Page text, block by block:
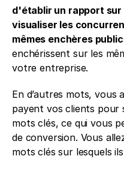
d'établir un rapport
visualiser les
mêmes enchères
enchérissent sur les
votre entreprise.
En d’autres mots, vous
payent vos clients pour
mots clés, ce qui vous
de conversion. Vous
mots clés sur lesquels